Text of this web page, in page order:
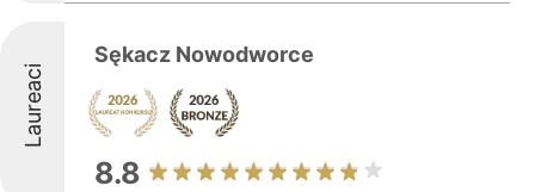
Laureaci
Sękacz Nowodworce
8.8